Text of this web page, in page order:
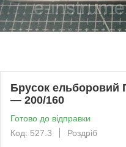
Брусок ельборовий
— 200/160
Готово до відправки
Код: 527.3
Роздріб